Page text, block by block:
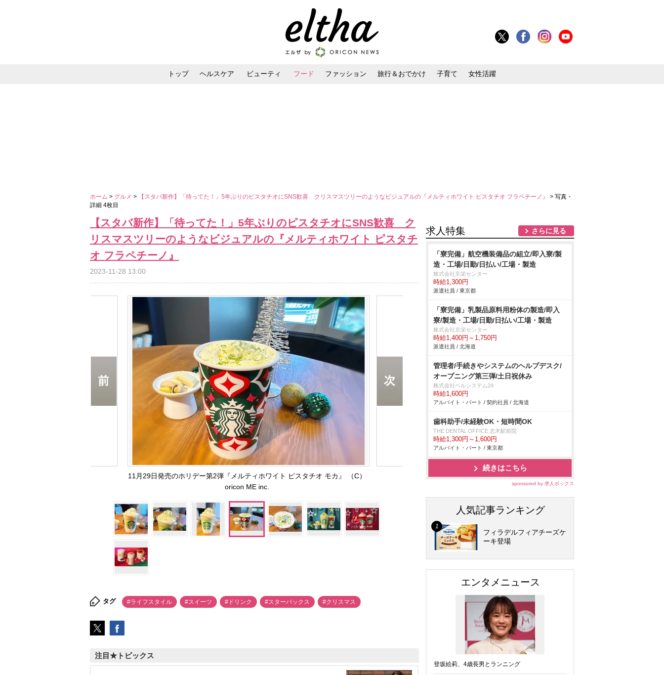
トップ ヘルスケア ビューティ フード ファッション 旅行＆おでかけ 子育て 女性活躍
ホーム > グルメ > 【スタバ新作】「待ってた！」5年ぶりのピスタチオにSNS歓喜 クリスマスツリーのようなビジュアルの『メルティホワイト ピスタチオ フラペチーノ』 > 写真・
詳細 4枚目
【スタバ新作】「待ってた！」5年ぶりのピスタチオにSNS歓喜 ク
リスマスツリーのようなビジュアルの『メルティホワイト ピスタチ
オ フラペチーノ』
2023-11-28 13:00
11月29日発売のホリデー第2弾『メルティホワイト ピスタチオ モカ』 （C）
oricon ME inc.
タグ #ライフスタイル #スイーツ #ドリンク #スターバックス #クリスマス
注目★トピックス
求人特集 さらに見る
「寮完備」航空機装備品の組立/即入寮/製
造・工場/日勤/日払い/工場・製造
株式会社京栄センター
時給1,300円
派遣社員 / 東京都
「寮完備」乳製品原料用粉体の製造/即入
寮/製造・工場/日勤/日払い/工場・製造
株式会社京栄センター
時給1,400円～1,750円
派遣社員 / 北海道
管理者/手続きやシステムのヘルプデスク/
オープニング第三弾/土日祝休み
株式会社ベルシステム24
時給1,600円
アルバイト・パート / 契約社員 / 北海道
歯科助手/未経験OK・短時間OK
THE DENTAL OFFICE 志木駅前院
時給1,300円～1,600円
アルバイト・パート / 東京都
続きはこちら
sponsored by 求人ボックス
人気記事ランキング
フィラデルフィアチーズケ
ーキ登場
エンタメニュース
登坂絵莉、4歳長男とランニング